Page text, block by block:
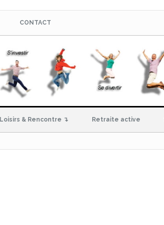
CONTACT
Loisirs & Rencontre ↴ Retraite active